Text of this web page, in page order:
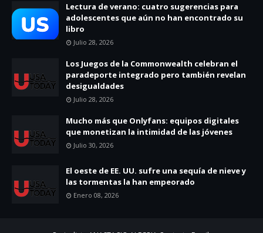
Lectura de verano: cuatro sugerencias para
adolescentes que aún no han encontrado su
libro
Julio 28, 2026
Los Juegos de la Commonwealth celebran el
paradeporte integrado pero también revelan
desigualdades
Julio 28, 2026
Mucho más que Onlyfans: equipos digitales
que monetizan la intimidad de las jóvenes
Julio 30, 2026
El oeste de EE. UU. sufre una sequía de nieve y
las tormentas la han empeorado
Enero 08, 2026